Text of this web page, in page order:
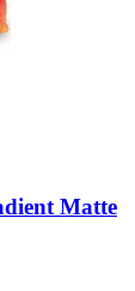
Matte